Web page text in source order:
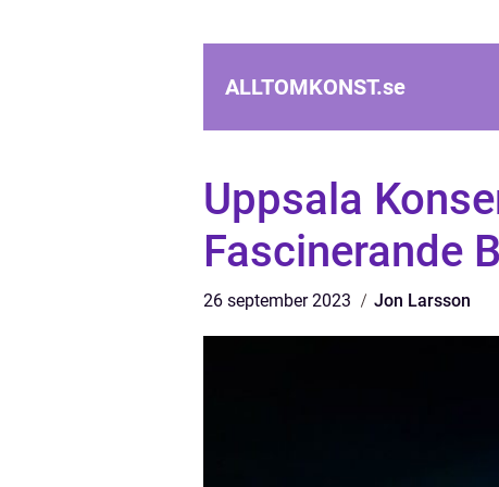
ALLTOMKONST.se
Uppsala
Fascinerande
26 september 2023 Jon Larsson